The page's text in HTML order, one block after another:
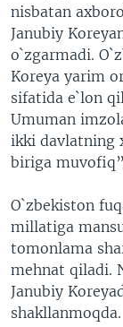
nisbatan
Janubiy
o`zgarmadi.
Koreya yarim
sifatida e`lon
Umuman
ikki davlatning
biriga
O`zbekiston
millatiga
tomonlama
mehnat qiladi.
Janubiy
shakllanmoqda.